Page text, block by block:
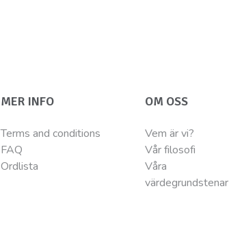
MER INFO
Terms and conditions
FAQ
Ordlista
OM OSS
Vem är vi?
Vår filosofi
Våra
värdegrundstenar